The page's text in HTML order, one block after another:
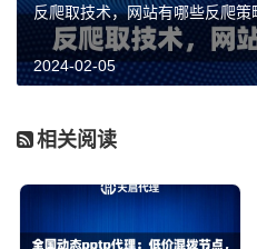
y)
def remove_proxy(self,
(proxy)
def get_proxy(self): # 从代
# ... return proxy ```
定期检测
除了使用代理池外，我们还需
反爬取技术，网站有哪些反爬策
2024-02-05
相关阅读